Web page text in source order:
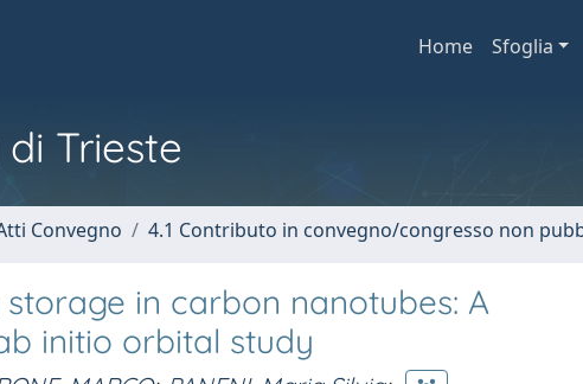
Home Sfoglia
Trieste
Convegno 4.1 Contributo in convegno/congresso non
in carbon nanotubes: A
initio orbital study